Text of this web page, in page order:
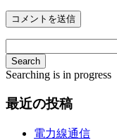
Search
Searching is in progress
最近の投稿
電力線通信